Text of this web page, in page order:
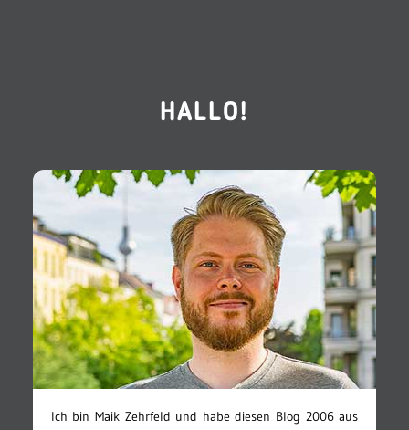
HALLO!
Ich bin Maik Zehrfeld und habe diesen Blog 2006 aus